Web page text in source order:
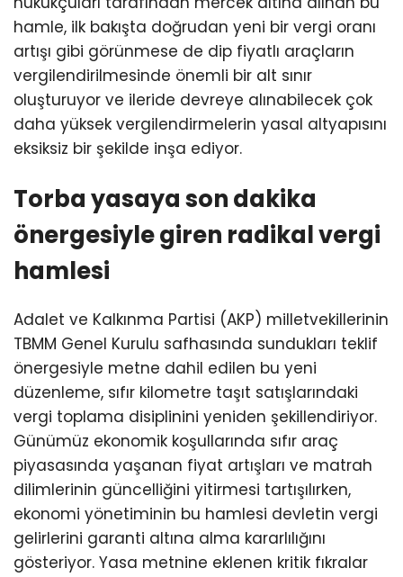
hamle, ilk bakışta doğrudan yeni bir vergi oranı
artışı gibi görünmese de dip fiyatlı araçların
vergilendirilmesinde önemli bir alt sınır
oluşturuyor ve ileride devreye alınabilecek çok
daha yüksek vergilendirmelerin yasal altyapısını
eksiksiz bir şekilde inşa ediyor.
Torba yasaya son dakika
önergesiyle giren radikal vergi
hamlesi
Adalet ve Kalkınma Partisi (AKP) milletvekillerinin
TBMM Genel Kurulu safhasında sundukları teklif
önergesiyle metne dahil edilen bu yeni
düzenleme, sıfır kilometre taşıt satışlarındaki
vergi toplama disiplinini yeniden şekillendiriyor.
Günümüz ekonomik koşullarında sıfır araç
piyasasında yaşanan fiyat artışları ve matrah
dilimlerinin güncelliğini yitirmesi tartışılırken,
ekonomi yönetiminin bu hamlesi devletin vergi
gelirlerini garanti altına alma kararlılığını
gösteriyor. Yasa metnine eklenen kritik fıkralar